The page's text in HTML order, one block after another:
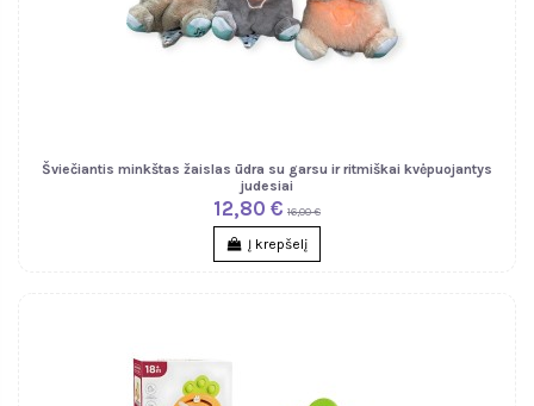
Šviečiantis minkštas žaislas ūdra su garsu ir ritmiškai kvėpuojantys
judesiai
12,80 € 16,00 €
Į krepšelį